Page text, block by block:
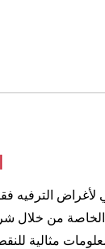
لأغراض
من خلال
مثالية